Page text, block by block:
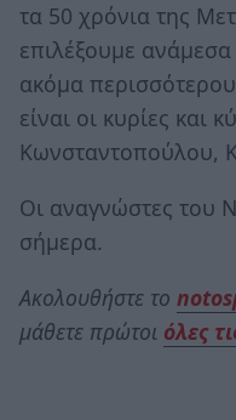
τα 50 χρόνια της
επιλέξουμε
ακόμα
είναι οι κυρίες και
Κωνσταντοπούλου,
Οι αναγνώστες του
σήμερα.
Ακολουθήστε το
μάθετε πρώτοι όλες